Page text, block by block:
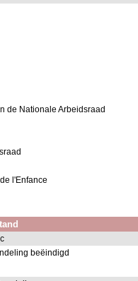
de Nationale Arbeidsraad
l'Enfance
beëindigd